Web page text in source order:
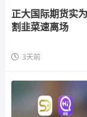
正大国际期货实
割韭菜速离场
3天前